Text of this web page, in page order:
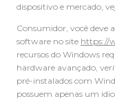
dispositivo e mercado,
Consumidor, você deve
software no site https://
recursos do Windows
hardware avançado,
pré-instalados com
possuem apenas um